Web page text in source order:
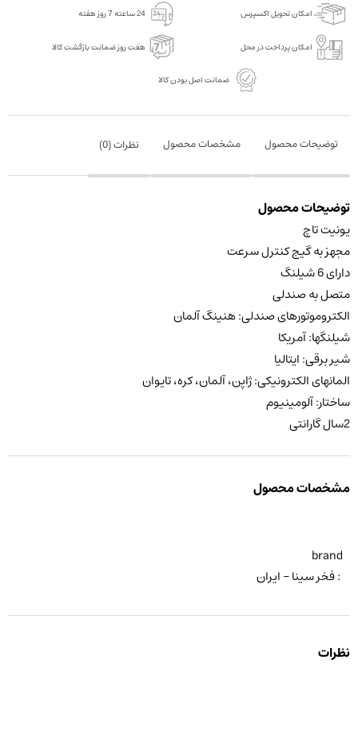
امکان تحویل اکسپرس 24 ساعته 7 روز هفته
امکان پرداخت در محل هفت روز ضمانت بازگشت کالا
ضمانت اصل بودن کالا
توضیحات محصول مشخصات محصول نظرات (0
)
توضیحات محصول
یونیت تاچ
مجهز به گیج کنترل سرعت
دارای 6 شیلنگ
متصل به صندلی
الکتروموتورهای صندلی: هنینگ آلمان
شیلنگها: آمریکا
شیر برقی: ایتالیا
المانهای الکترونیکی: ژاپن، آلمان، کره، تایوان
ساختار: آلومینیوم
2سال گارانتی
مشخصات محصول
brand
: فخر سینا – ایران
نظرات